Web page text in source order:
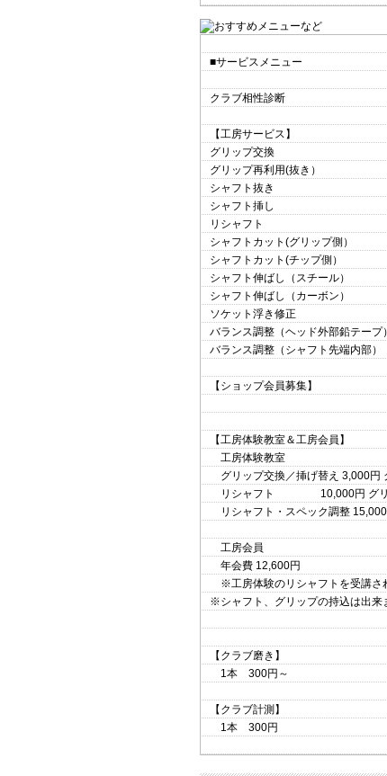
■サービスメニュー
クラブ相性診
【工房サービス】
グリップ交
グリップ再利用(抜き
シャフト抜き
シャフト挿し
リシャフト
シャフトカット(グリップ
シャフトカット(チップ側
シャフト伸ばし（スチー
シャフト伸ばし（カー
ソケット浮き修
バランス調整（ヘッド外部鉛テ
バランス調整（シャフト先端
【ショップ会員募集】
【工房体験教室＆工房会員】
工房体験教室
グリップ交換／挿げ替え 3,000円
リシャフト 10,000円 グリ
リシャフト・スペック調整
工房会員
年会費 12,600円
※工房体験のリシャフトを受講さ
※シャフト、グリップの持込は出来
【クラブ磨き】
1本 300円～
【クラブ計測】
1本 300円